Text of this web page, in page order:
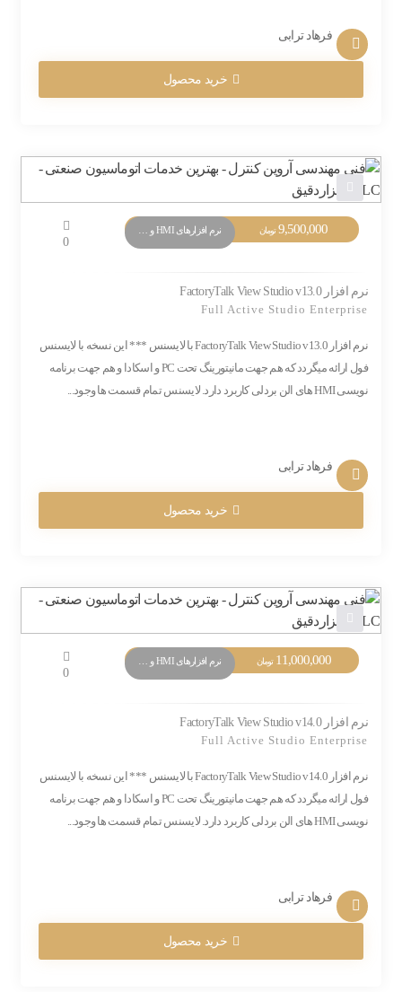
فرهاد ترابی
خرید محصول
9,500,000 تومان
0
نرم افزار FactoryTalk View Studio v13.0
Full Active Studio Enterprise
نرم افزار FactoryTalk View Studio v13.0 با لایسنس *** این نسخه با لایسنس
فول ارائه میگردد که هم جهت مانیتورینگ تحت PC و اسکادا و هم جهت برنامه
نویسی HMI های الن بردلی کاربرد دارد. لایسنس تمام قسمت ها وجود...
فرهاد ترابی
خرید محصول
11,000,000 تومان
0
نرم افزار FactoryTalk View Studio v14.0
Full Active Studio Enterprise
نرم افزار FactoryTalk View Studio v14.0 با لایسنس *** این نسخه با لایسنس
فول ارائه میگردد که هم جهت مانیتورینگ تحت PC و اسکادا و هم جهت برنامه
نویسی HMI های الن بردلی کاربرد دارد. لایسنس تمام قسمت ها وجود...
فرهاد ترابی
خرید محصول